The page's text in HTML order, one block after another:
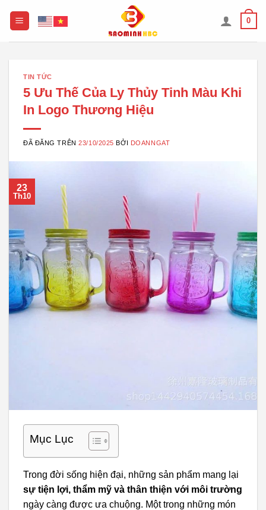
0
TIN TỨC
5 Ưu Thế Của Ly Thủy Tinh Màu Khi
In Logo Thương Hiệu
ĐÃ ĐĂNG TRÊN23/10/2025 BỞI DOANNGAT
23
Th10
Mục Lục
Trong đời sống hiện đại, những sản phẩm mang lại
sự tiện lợi, thẩm mỹ và thân thiện với môi trường
ngày càng được ưa chuộng. Một trong những món